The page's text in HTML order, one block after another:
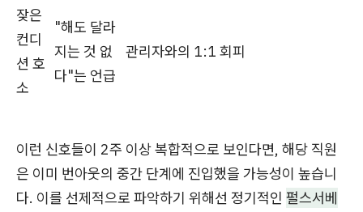
잦은
컨디
션 호
소
"해도 달라
지는 것 없
다"는 언급
관리자와의 1:1 회피
이런 신호들이 2주 이상 복합적으로 보인다면, 해당 직원
은 이미 번아웃의 중간 단계에 진입했을 가능성이 높습니
다. 이를 선제적으로 파악하기 위해선 정기적인 펄스서베